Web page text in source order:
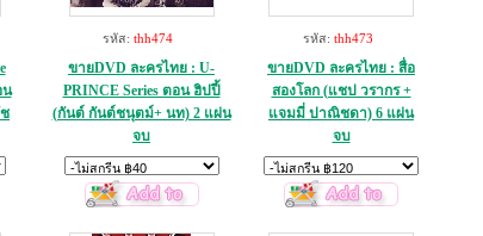
น
รหัส: thh474
ขายDVD ละครไทย : U-
PRINCE Series ตอน ฮิปปี้
(กันต์ กันต์ชนุตม์+ นท) 2 แผ่น
จบ
รหัส: thh473
ขายDVD ละครไทย : สื่อ
สองโลก (แชป วรากร +
แจมมี่ ปาณิชดา) 6 แผ่น
จบ